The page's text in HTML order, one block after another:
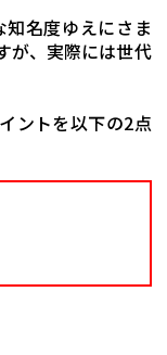
名度ゆえにさま
が、実際には世代
ントを以下の2点